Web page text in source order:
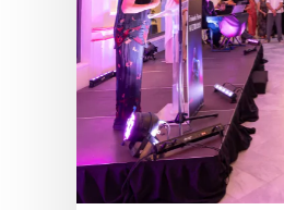
en
una
noche
de
reconocimiento
y
celebración